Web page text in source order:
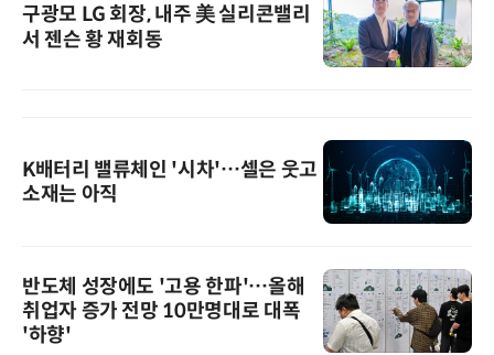
구광모 LG 회장, 내주 美 실리콘밸리
서 젠슨 황 재회동
K배터리 밸류체인 '시차'…셀은 웃고
소재는 아직
반도체 성장에도 '고용 한파'…올해
취업자 증가 전망 10만명대로 대폭
'하향'